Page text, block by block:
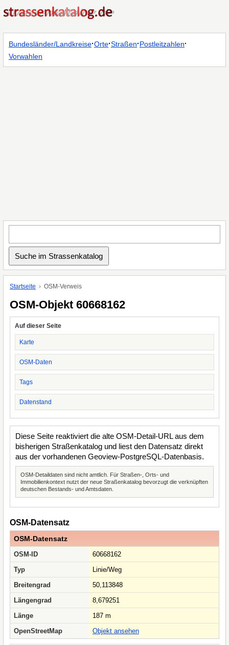
Bundesländer/Landkreise·Orte·Straßen·Postleitzahlen·
Vorwahlen
Startseite OSM-Verweis
OSM-Objekt 60668162
Auf dieser Seite
Karte
OSM-Daten
Tags
Datenstand
Diese Seite reaktiviert die alte OSM-Detail-URL aus dem
bisherigen Straßenkatalog und liest den Datensatz direkt
aus der vorhandenen Geoview-PostgreSQL-Datenbasis.
OSM-Detaildaten sind nicht amtlich. Für Straßen-, Orts- und
Immobilienkontext nutzt der neue Straßenkatalog bevorzugt die verknüpften
deutschen Bestands- und Amtsdaten.
OSM-Datensatz
OSM-Datensatz
OSM-ID
60668162
Typ
Linie/Weg
Breitengrad
50,113848
Längengrad
8,679251
Länge
187 m
OpenStreetMap
Objekt ansehen